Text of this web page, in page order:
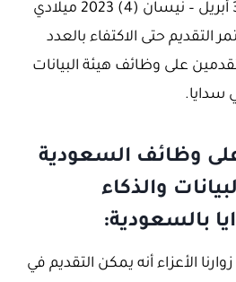
التقديم حتى الاكتفاء بالعدد
على وظائف هيئة البيانات
سدايا.
وظائف السعودية
والذكاء
بالسعودية:
الأعزاء أنه يمكن التقديم في